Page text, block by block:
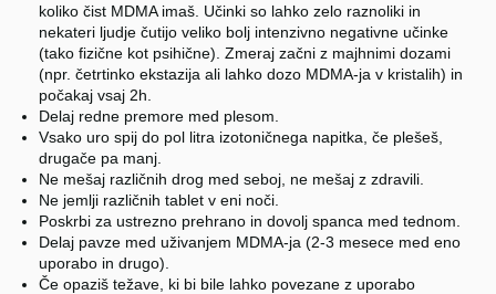
koliko čist MDMA imaš. Učinki so lahko zelo raznoliki in
nekateri ljudje čutijo veliko bolj intenzivno negativne učinke
(tako fizične kot psihične). Zmeraj začni z majhnimi dozami
(npr. četrtinko ekstazija ali lahko dozo MDMA-ja v kristalih) in
počakaj vsaj 2h.
Delaj redne premore med plesom.
Vsako uro spij do pol litra izotoničnega napitka, če plešeš,
drugače pa manj.
Ne mešaj različnih drog med seboj, ne mešaj z zdravili.
Ne jemlji različnih tablet v eni noči.
Poskrbi za ustrezno prehrano in dovolj spanca med tednom.
Delaj pavze med uživanjem MDMA-ja (2-3 mesece med eno
uporabo in drugo).
Če opaziš težave, ki bi bile lahko povezane z uporabo